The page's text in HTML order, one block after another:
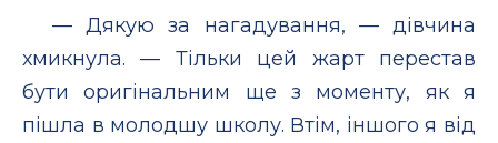
— Дякую за нагадування, — дівчина
хмикнула. — Тільки цей жарт перестав
бути оригінальним ще з моменту, як я
пішла в молодшу школу. Втім, іншого я від